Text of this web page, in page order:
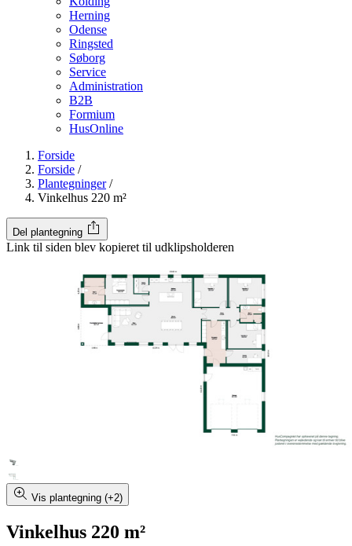
Herning
Odense
Ringsted
Søborg
Service
Administration
B2B
Formium
HusOnline
Forside
Forside /
Plantegninger /
Vinkelhus 220 m²
Del plantegning
Link til siden blev kopieret til udklipsholderen
Vis plantegning (+2)
Vinkelhus 220 m²